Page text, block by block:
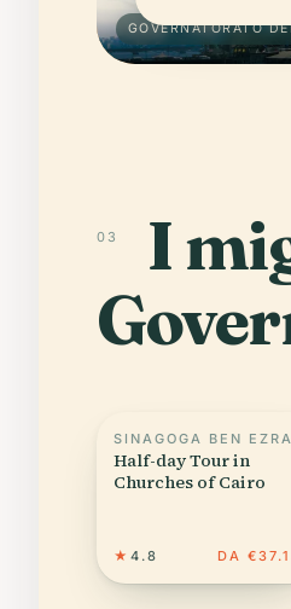
GOVERNATORATO
03
I
SINAGOGA BEN EZRA
Half-day Tour in
Churches of Cairo
★ 4.8 DA